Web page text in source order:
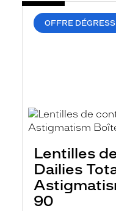
OFFRE
Lentilles
Dailies
90